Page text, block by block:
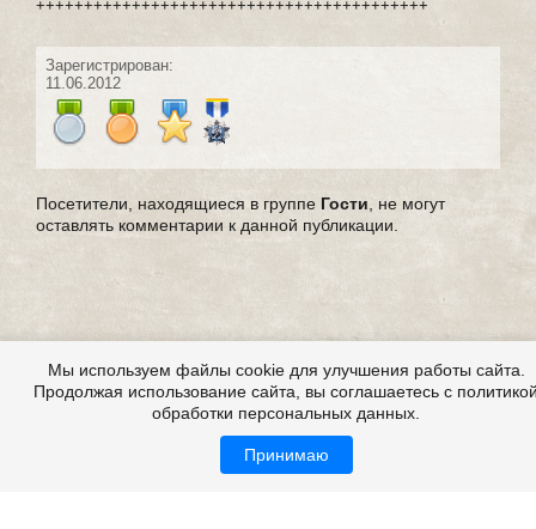
+++++++++++++++++++++++++++++++++++++++++
Зарегистрирован:
11.06.2012
Посетители, находящиеся в группе Гости , не могут
оставлять комментарии к данной публикации.
Мы используем файлы cookie для улучшения работы сайта.
Продолжая использование сайта, вы соглашаетесь с
обработки персональных данных.
Принимаю